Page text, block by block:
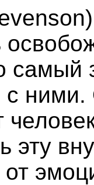
самый
с
эту
от